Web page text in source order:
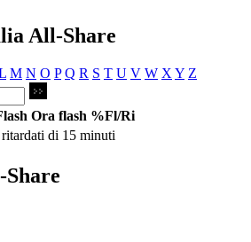
All-Share
M N O P Q R S T U V W X Y Z
Ora flash %Fl/Ri
di 15 minuti